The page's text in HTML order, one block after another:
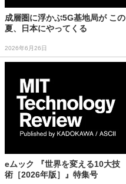
成層圏に浮かぶ5G基地局が この
夏、日本にやってくる
2026年6月26日
eムック 『世界を変える10大技
術［2026年版］』特集号